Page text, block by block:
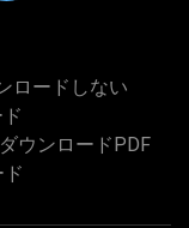
ロードしない
ウンロードPDF